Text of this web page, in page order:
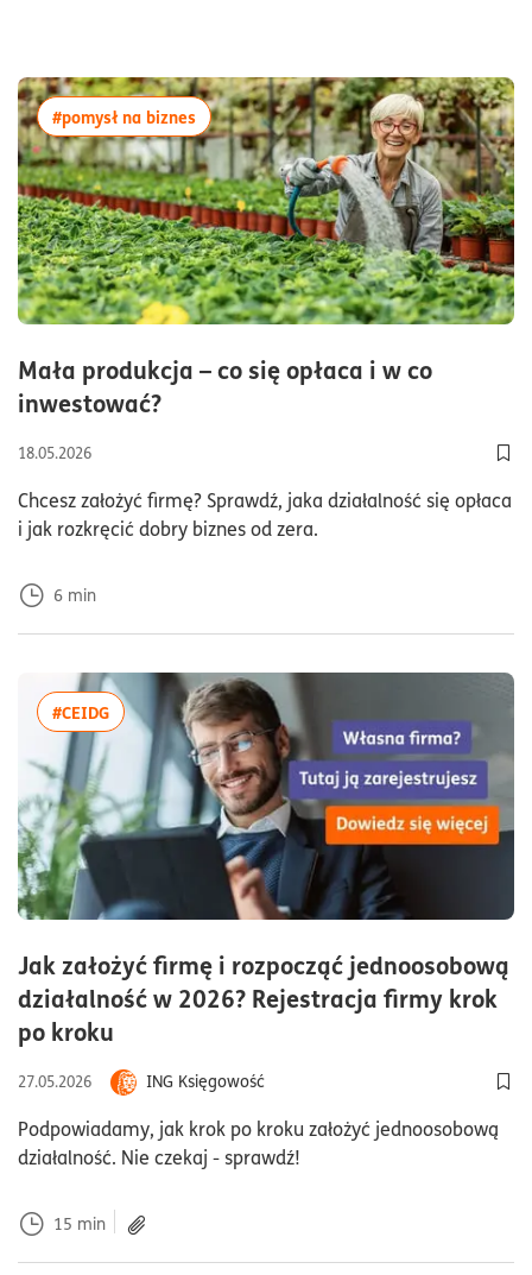
Mała produkcja – co się opłaca i w co
inwestować?czas czytania6minuty
18.05.2026
Chcesz założyć firmę? Sprawdź, jaka działalność się opłaca
i jak rozkręcić dobry biznes od zera.
6 min
#pomysł na bizneswięcej artykułów z tagiem:#pomysł na
Jak założyć firmę i rozpocząć jednoosobową
działalność w 2026? Rejestracja firmy krok
po kroku
27.05.2026
ING Księgowość
Podpowiadamy, jak krok po kroku założyć jednoosobową
działalność. Nie czekaj - sprawdź!
15 min
#CEIDGwięcej artykułów z tagiem:#CEIDG